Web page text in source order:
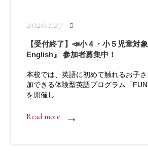
2026.1.27
【受付終了】📣小４・小５児童
English』 参加者募集中！
本校では、英語に初めて触れるお子
加できる体験型英語プログラム「FUN
を開催し…
Read more